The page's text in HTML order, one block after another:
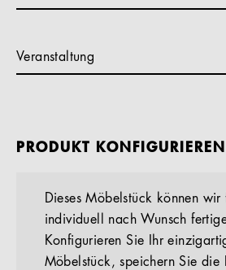
Veranstaltung
PRODUKT KONFIGURIEREN
Dieses Möbelstück können wir
individuell nach Wunsch
Konfigurieren Sie Ihr
Möbelstück, speichern Sie die